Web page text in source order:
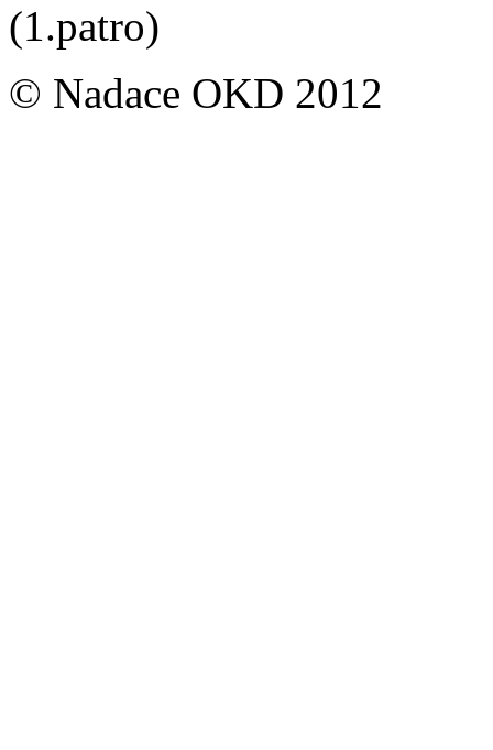
(1.patro)
© Nadace OKD 2012